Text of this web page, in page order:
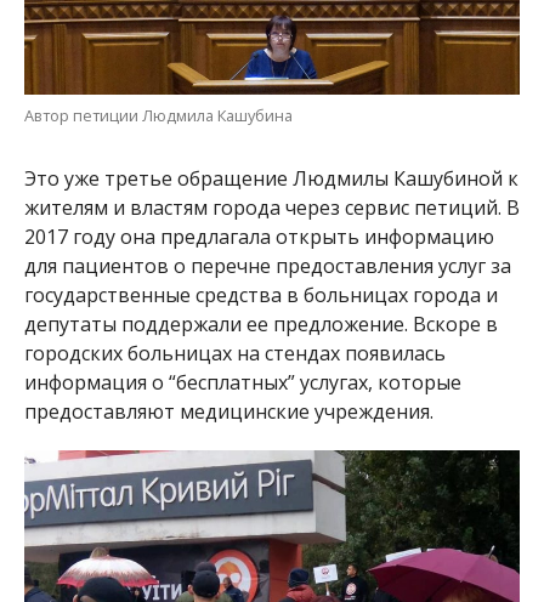
Автор петиции Людмила Кашубина
Это уже третье обращение Людмилы Кашубиной к
жителям и властям города через сервис петиций. В
2017 году она предлагала открыть информацию
для пациентов о перечне предоставления услуг за
государственные средства в больницах города и
депутаты поддержали ее предложение. Вскоре в
городских больницах на стендах появилась
информация о “бесплатных” услугах, которые
предоставляют медицинские учреждения.